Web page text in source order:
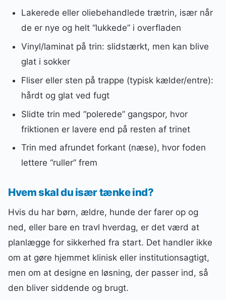
Lakerede eller oliebehandlede trætrin, især når
de er nye og helt “lukkede” i overfladen
Vinyl/laminat på trin: slidstærkt, men kan blive
glat i sokker
Fliser eller sten på trappe (typisk kælder/entre):
hårdt og glat ved fugt
Slidte trin med “polerede” gangspor, hvor
friktionen er lavere end på resten af trinet
Trin med afrundet forkant (næse), hvor foden
lettere “ruller” frem
Hvem skal du især tænke ind?
Hvis du har børn, ældre, hunde der farer op og
ned, eller bare en travl hverdag, er det værd at
planlægge for sikkerhed fra start. Det handler ikke
om at gøre hjemmet klinisk eller institutionsagtigt,
men om at designe en løsning, der passer ind, så
den bliver siddende og brugt.